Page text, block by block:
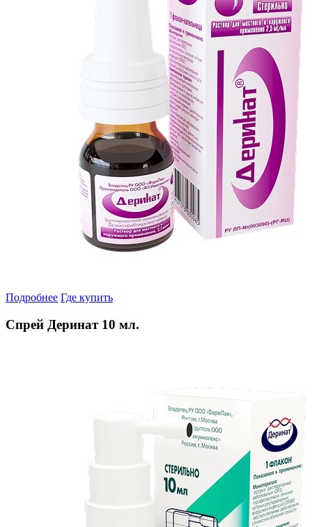
Подробнее Где купить
Спрей Деринат 10 мл.